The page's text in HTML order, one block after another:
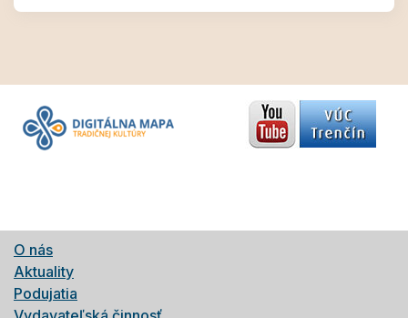
O nás
Aktuality
Podujatia